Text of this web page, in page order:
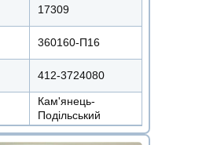
17309
360160-П16
412-3724080
Кам'янець-
Подільський